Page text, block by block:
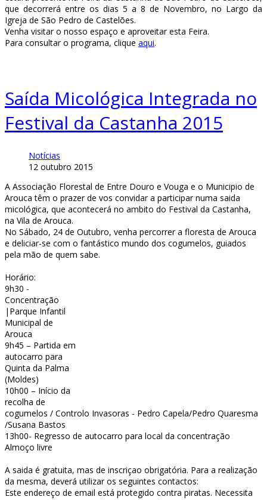
que decorrerá entre os dias 5 a 8 de Novembro, no Largo da
Igreja de São Pedro de Castelões.
Venha visitar o nosso espaço e aproveitar esta Feira.
Para consultar o programa, clique aqui.
Saída Micológica Integrada no
Festival da Castanha 2015
Notícias
12 outubro 2015
A Associação Florestal de Entre Douro e Vouga e o Municipio de
Arouca têm o prazer de vos convidar a participar numa saida
micológica, que acontecerá no ambito do Festival da Castanha,
na Vila de Arouca.
No Sábado, 24 de Outubro, venha percorrer a floresta de Arouca
e deliciar-se com o fantástico mundo dos cogumelos, guiados
pela mão de quem sabe.
Horário:
9h30 -
Concentração
|Parque Infantil
Municipal de
Arouca
9h45 – Partida em
autocarro para
Quinta da Palma
(Moldes)
10h00 – Início da
recolha de
cogumelos / Controlo Invasoras - Pedro Capela/Pedro Quaresma
/Susana Bastos
13h00- Regresso de autocarro para local da concentração
Almoço livre
A saida é gratuita, mas de inscriçao obrigatória. Para a realização
da mesma, deverá utilizar os seguintes contactos:
Este endereço de email está protegido contra piratas. Necessita